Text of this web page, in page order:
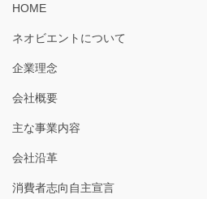
HOME
ネオビエントについて
企業理念
会社概要
主な事業内容
会社沿革
消費者志向自主宣言